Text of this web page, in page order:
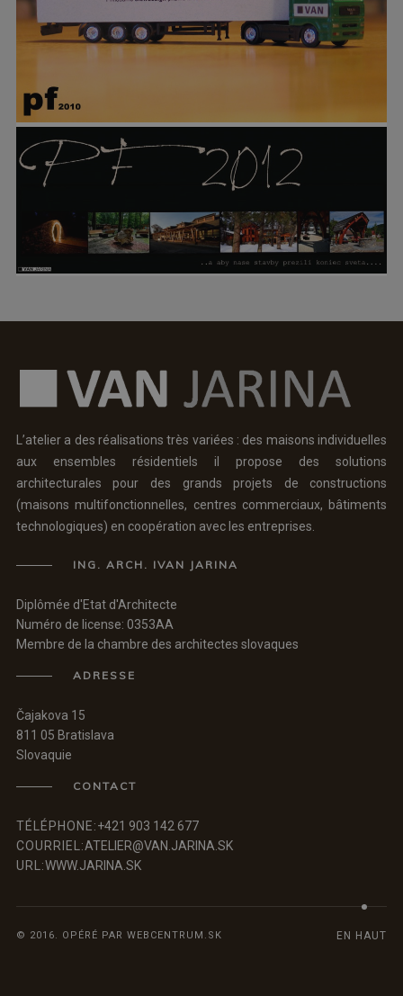
L’atelier a des réalisations très variées : des maisons individuelles
aux ensembles résidentiels il propose des solutions
architecturales pour des grands projets de constructions
(maisons multifonctionnelles, centres commerciaux, bâtiments
technologiques) en coopération avec les entreprises.
ING. ARCH. IVAN JARINA
Diplômée d'Etat d'Architecte
Numéro de license: 0353AA
Membre de la chambre des architectes slovaques
ADRESSE
Čajakova 15
811 05 Bratislava
Slovaquie
CONTACT
TÉLÉPHONE:+421 903 142 677
COURRIEL:ATELIER@VAN.JARINA.SK
URL:WWW.JARINA.SK
© 2016. OPÉRÉ PAR WEBCENTRUM.SK EN HAUT